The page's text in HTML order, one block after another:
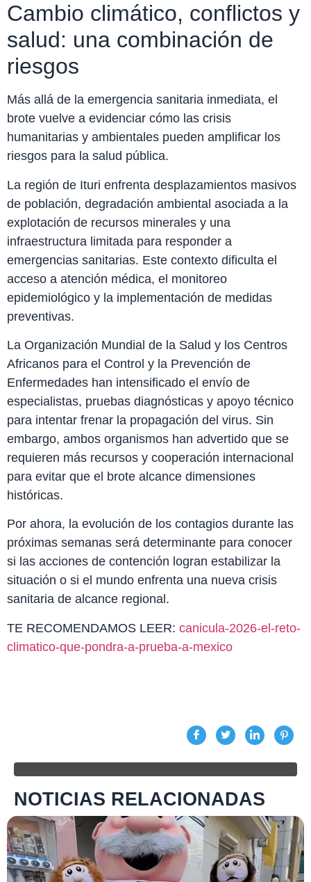
Cambio climático, conflictos y
salud: una combinación de
riesgos
Más allá de la emergencia sanitaria inmediata, el
brote vuelve a evidenciar cómo las crisis
humanitarias y ambientales pueden amplificar los
riesgos para la salud pública.
La región de Ituri enfrenta desplazamientos masivos
de población, degradación ambiental asociada a la
explotación de recursos minerales y una
infraestructura limitada para responder a
emergencias sanitarias. Este contexto dificulta el
acceso a atención médica, el monitoreo
epidemiológico y la implementación de medidas
preventivas.
La Organización Mundial de la Salud y los Centros
Africanos para el Control y la Prevención de
Enfermedades han intensificado el envío de
especialistas, pruebas diagnósticas y apoyo técnico
para intentar frenar la propagación del virus. Sin
embargo, ambos organismos han advertido que se
requieren más recursos y cooperación internacional
para evitar que el brote alcance dimensiones
históricas.
Por ahora, la evolución de los contagios durante las
próximas semanas será determinante para conocer
si las acciones de contención logran estabilizar la
situación o si el mundo enfrenta una nueva crisis
sanitaria de alcance regional.
TE RECOMENDAMOS LEER: canicula-2026-el-reto-
climatico-que-pondra-a-prueba-a-mexico
NOTICIAS RELACIONADAS